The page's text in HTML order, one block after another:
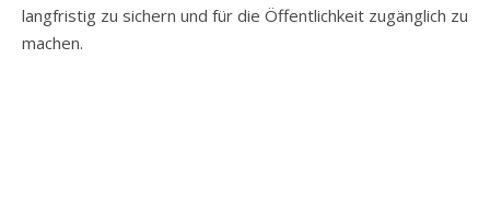
langfristig zu sichern und für die Öffentlichkeit zugänglich zu
machen.